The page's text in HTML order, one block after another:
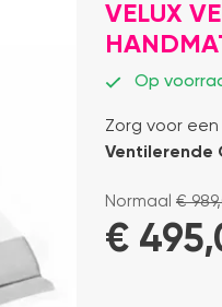
VELUX
Op
Zorg voor
Ventilerende
Normaal €
€